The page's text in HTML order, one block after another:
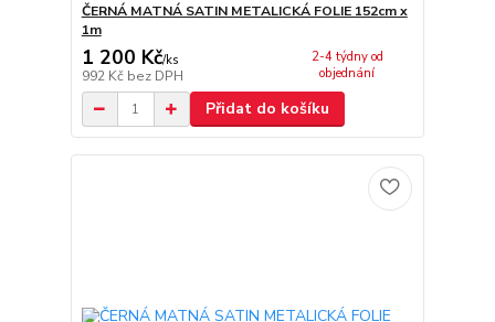
ČERNÁ MATNÁ SATIN METALICKÁ FOLIE 152cm x
1m
1 200 Kč/ks
992 Kč bez DPH
2-4 týdny od
objednání
Přidat do košíku